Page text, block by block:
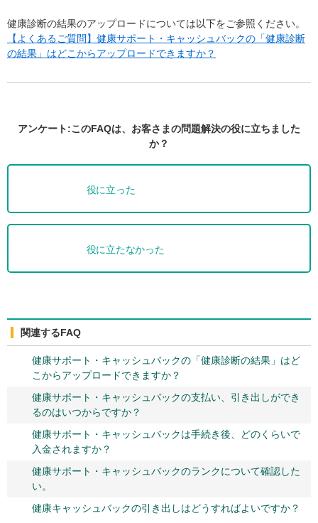
健康診断の結果のアップロードについては以下をご参照ください。
【よくあるご質問】健康サポート・キャッシュバックの「健康診断
の結果」はどこからアップロードできますか？
アンケート:このFAQは、お客さまの問題解決の役に立ちました
か？
役に立った
役に立たなかった
関連するFAQ
健康サポート・キャッシュバックの「健康診断の結果」はど
こからアップロードできますか？
健康サポート・キャッシュバックの支払い、引き出しができ
るのはいつからですか？
健康サポート・キャッシュバックは手続き後、どのくらいで
入金されますか？
健康サポート・キャッシュバックのランクについて確認した
い。
健康キャッシュバックの引き出しはどうすればよいですか？